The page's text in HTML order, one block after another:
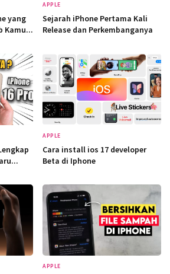
yang
Kamu...
APPLE
Sejarah iPhone Pertama Kali
Release dan Perkembanganya
APPLE
Cara install ios 17 developer
Beta di Iphone
APPLE